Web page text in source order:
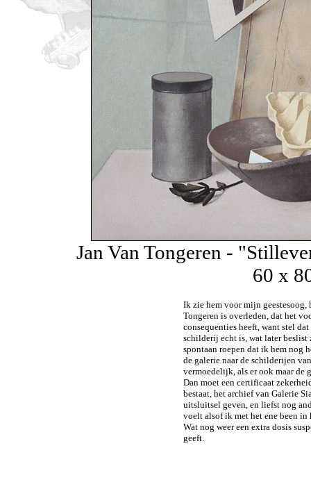
Jan Van Tongeren -
60 x
Ik zie hem voor mijn
Tongeren is overleden, dat het
consequenties heeft, want stel
schilderij echt is, wat later
spontaan roepen dat ik hem nog
de galerie naar de schilderijen
vermoedelijk, als er ook maar de
Dan moet een certificaat
bestaat, het archief van Galerie
uitsluitsel geven, en liefst nog
voelt alsof ik met het ene been in
Wat nog weer een extra dosis
geeft.